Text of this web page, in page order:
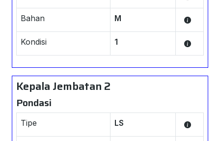
Bahan M
Kondisi 1
Kepala Jembatan 2
Pondasi
Tipe LS